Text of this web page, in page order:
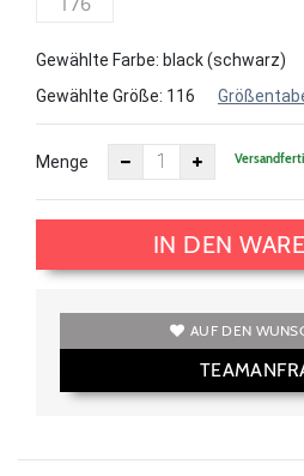
Gewählte Farbe: black (schwarz)
Gewählte Größe: 116
Menge
IN DEN
AUF DEN